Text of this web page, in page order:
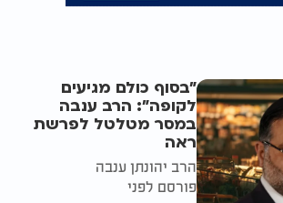
"בסוף כולם מגיעים
לקופה": הרב ענבה
במסר מטלטל לפרשת
ראה
הרב יהונתן ענבה
פורסם לפני